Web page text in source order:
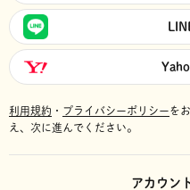
利用規約 ・ プライバシーポリシーを
え、次に進んでください。
アカウン